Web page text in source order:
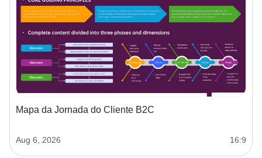
Mapa da Jornada do Cliente B2C
Aug 6, 2026 16:9